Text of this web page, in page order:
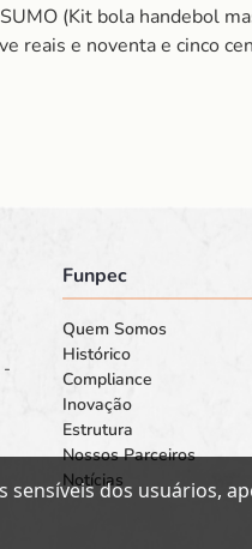
(Kit bola handebol
reais e noventa e cinco
-
Funpec
Quem Somos
Histórico
Compliance
Inovação
Estrutura
Nossos Parceiros
Notíciasdos usuários,